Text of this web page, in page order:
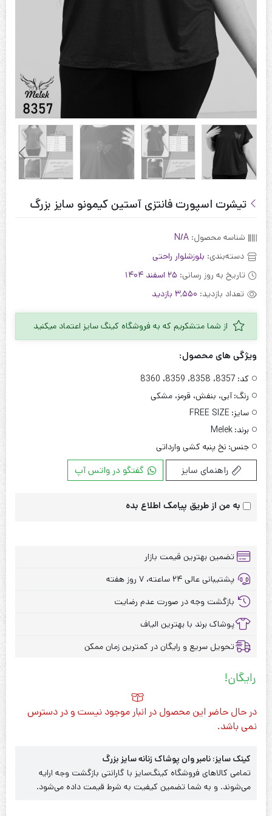
تیشرت اسپورت فانتزی آستین کیمونو سایز بزرگ
شناسه محصول: N/A
دسته‌بندی: بلوز‌شلوار راحتی
تاریخ به روز رسانی: 25 اسفند 1404
تعداد بازدید: 3,550 بازدید
از شما متشکریم که به فروشگاه کینگ سایز اعتماد میکنید
ویژگی های محصول:
کد: 8357، 8358، 8359، 8360
رنگ: آبی، بنفش، قرمز، مشکی
سایز: FREE SIZE
برند: Melek
جنس: نخ پنبه کشی وارداتی
راهنمای سایز گفتگو در واتس آپ
به من از طریق پیامک اطلاع بده
تضمین بهترین قیمت بازار
پشتیبانی عالی ۲۴ ساعته، ۷ روز هفته
بازگشت وجه در صورت عدم رضایت
پوشاک برند با بهترین الیاف
تحویل سریع و رایگان در کمترین زمان ممکن
رایگان!
در حال حاضر این محصول در انبار موجود نیست و در دسترس
نمی باشد.
کینک سایز: نامبر وان پوشاک زنانه سایز بزرگ
تمامی کالاهای فروشگاه کینگ‌سایز با گارانتی بازگشت وجه ارایه
می‌شوند. و به شما تضمین کیفیت به شرط قیمت داده می‌شود.